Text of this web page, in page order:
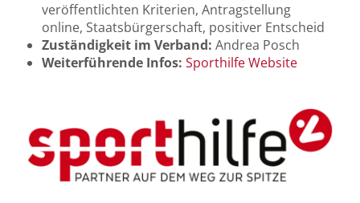
veröffentlichten Kriterien, Antragstellung
online, Staatsbürgerschaft, positiver Entscheid
Zuständigkeit im Verband: Andrea Posch
Weiterführende Infos: Sporthilfe Website